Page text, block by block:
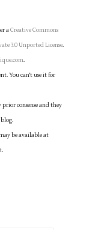
aCreative Commons
3.0 Unported License.
.
You can't use it for
consense and they
be available at
.